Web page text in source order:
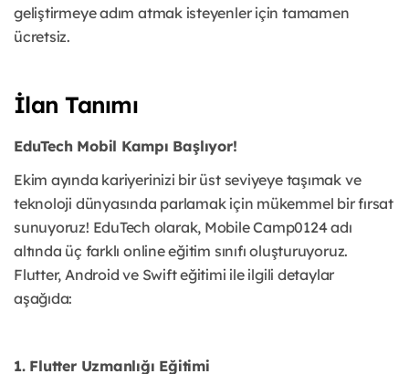
geliştirmeye adım atmak isteyenler için tamamen
ücretsiz.
İlan Tanımı
EduTech Mobil Kampı Başlıyor!
Ekim ayında kariyerinizi bir üst seviyeye taşımak ve
teknoloji dünyasında parlamak için mükemmel bir fırsat
sunuyoruz! EduTech olarak, Mobile Camp0124 adı
altında üç farklı online eğitim sınıfı oluşturuyoruz.
Flutter, Android ve Swift eğitimi ile ilgili detaylar
aşağıda:
1. Flutter Uzmanlığı Eğitimi